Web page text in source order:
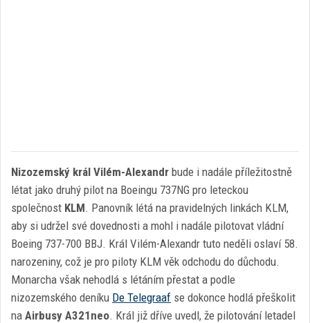
Nizozemský král Vilém-Alexandr bude i nadále příležitostně
létat jako druhý pilot na Boeingu 737NG pro leteckou
společnost KLM. Panovník létá na pravidelných linkách KLM,
aby si udržel své dovednosti a mohl i nadále pilotovat vládní
Boeing 737-700 BBJ. Král Vilém-Alexandr tuto neděli oslaví 58.
narozeniny, což je pro piloty KLM věk odchodu do důchodu.
Monarcha však nehodlá s létáním přestat a podle
nizozemského deníku De Telegraaf se dokonce hodlá přeškolit
na Airbusy A321neo. Král již dříve uvedl, že pilotování letadel